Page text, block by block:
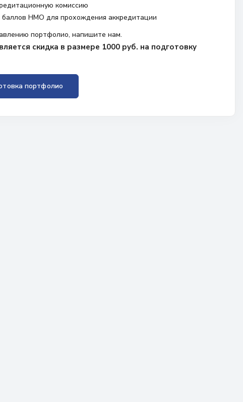
комиссию
НМО для прохождения аккредитации
портфолио, напишите нам.
скидка в размере 1000 руб. на подготовку
портфолио